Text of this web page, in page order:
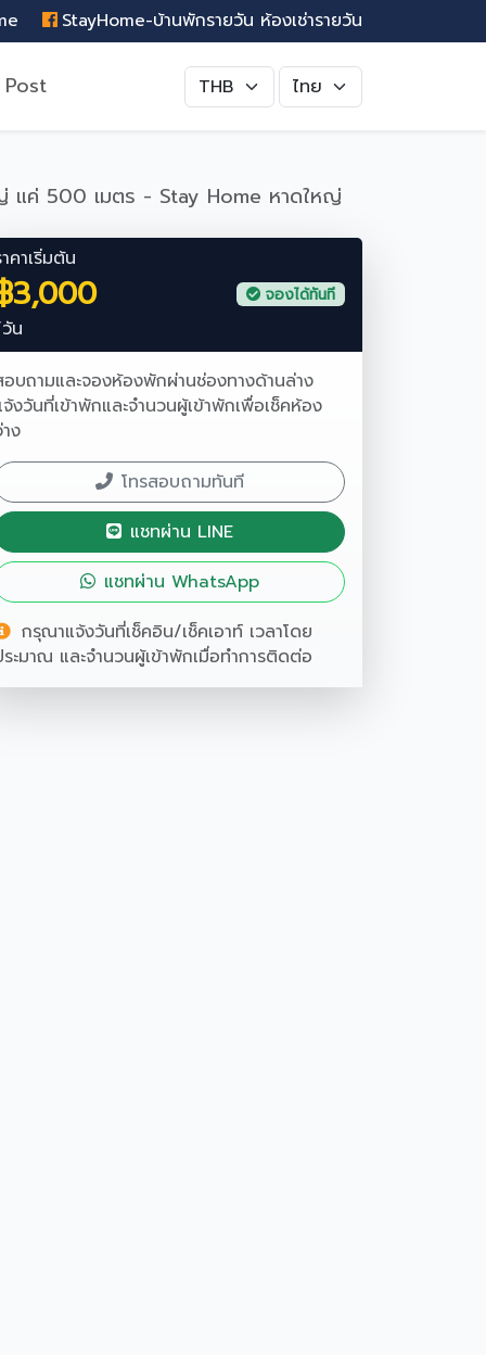
StayHome-บ้านพักรายวัน ห้องเช่ารายวัน
แค่ 500 เมตร - Stay Home หาดใหญ่
คาเริ่มต้น
3,000
น
จองได้ทันที
อบถามและจองห้องพักผ่านช่องทางด้านล่าง
งวันที่เข้าพักและจำนวนผู้เข้าพักเพื่อเช็คห้อง
ง
โทรสอบถามทันที
แชทผ่าน LINE
แชทผ่าน WhatsApp
กรุณาแจ้งวันที่เช็คอิน/เช็คเอาท์ เวลาโดย
ะมาณ และจำนวนผู้เข้าพักเมื่อทำการติดต่อ